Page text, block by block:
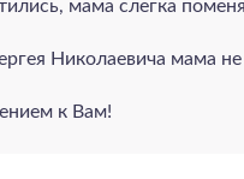
мама слегка
Николаевича мама не
к Вам!